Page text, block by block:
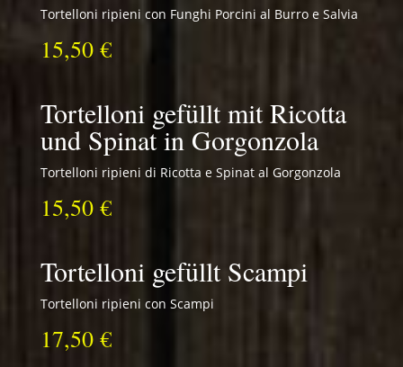
Tortelloni ripieni con Funghi Porcini al Burro e Salvia
15,50 €
Tortelloni gefüllt mit Ricotta
und Spinat in Gorgonzola
Tortelloni ripieni di Ricotta e Spinat al Gorgonzola
15,50 €
Tortelloni gefüllt Scampi
Tortelloni ripieni con Scampi
17,50 €